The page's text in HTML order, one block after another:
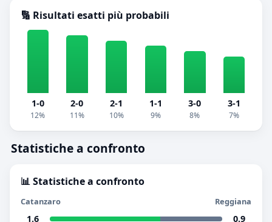
🔢 Risultati esatti più probabili
1-0
12%
2-0
11%
2-1
10%
1-1
9%
3-0
8%
3-1
7%
Statistiche a confronto
📊 Statistiche a confronto
Catanzaro Reggiana
1.6 0.9